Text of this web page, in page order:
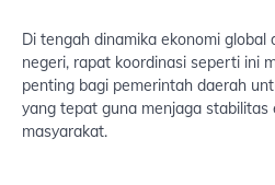
Di tengah dinamika ekonomi global
negeri, rapat koordinasi seperti ini
penting bagi pemerintah daerah
yang tepat guna menjaga
masyarakat.